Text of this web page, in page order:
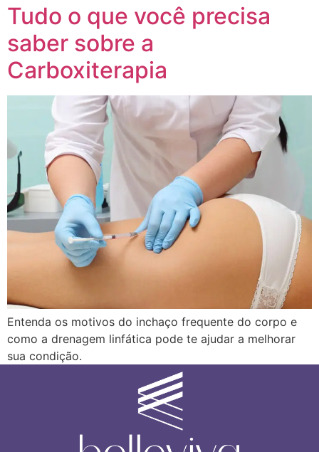
Tudo o que você precisa
saber sobre a
Carboxiterapia
Entenda os motivos do inchaço frequente do corpo e
como a drenagem linfática pode te ajudar a melhorar
sua condição.